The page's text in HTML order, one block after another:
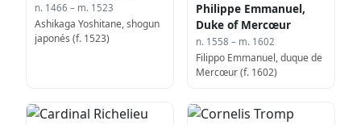
n. 1466 – m. 1523
Ashikaga Yoshitane, shogun
japonés (f. 1523)
Philippe Emmanuel,
Duke of Mercœur
n. 1558 – m. 1602
Filippo Emmanuel, duque de
Mercœur (f. 1602)